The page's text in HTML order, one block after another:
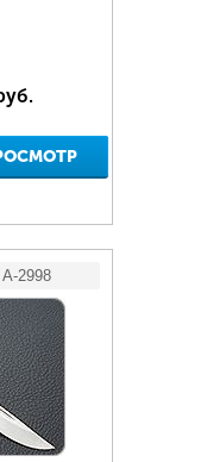
A-2998